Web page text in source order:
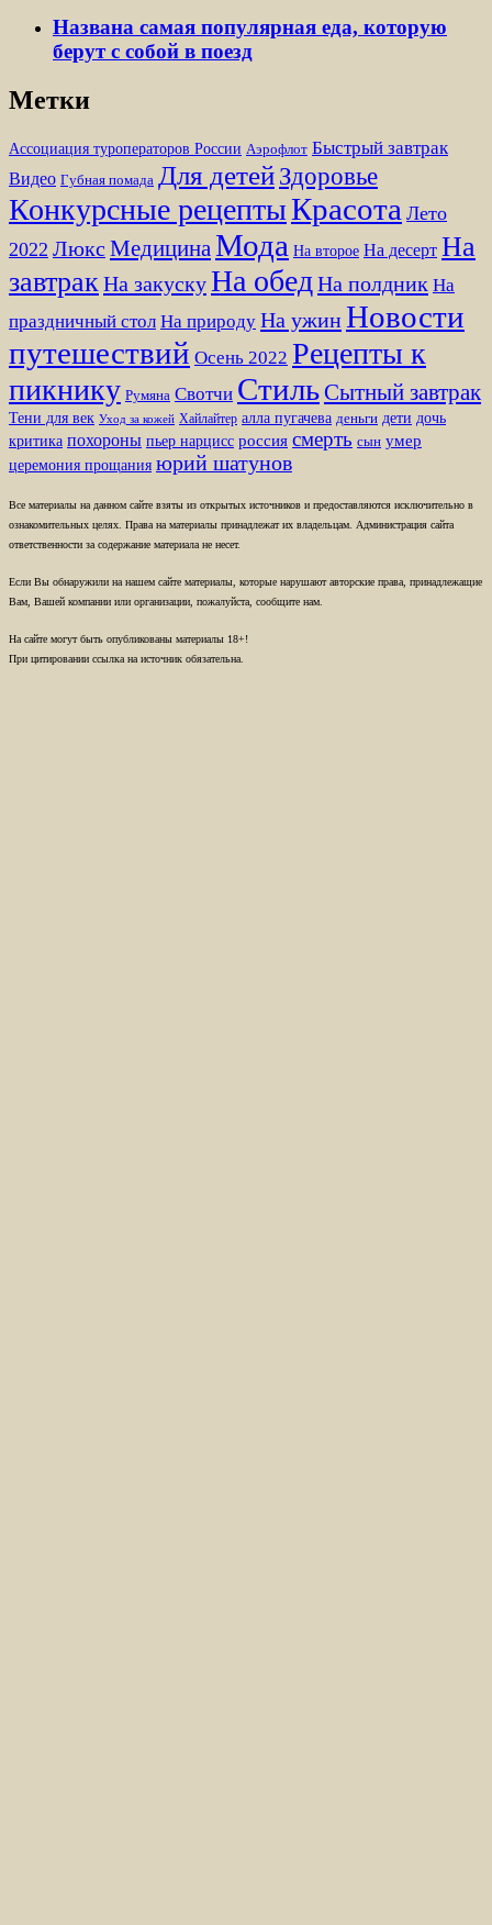
Названа самая популярная еда, которую
берут с собой в поезд
Метки
Ассоциация туроператоров России Аэрофлот Быстрый завтрак
Видео Губная помада Для детейЗдоровье
Конкурсные рецептыКрасота Лето
2022 Люкс Медицина Мода На второе На десерт На
завтрак На закускуНа обедНа полдник На
праздничный стол На природу На ужинНовости
путешествий Осень 2022 Рецепты к
пикнику Румяна Свотчи СтильСытный завтрак
Тени для век Уход за кожей Хайлайтер алла пугачева деньги дети дочь
критика похороны пьер нарцисс россия смерть сын умер
церемония прощания юрий шатунов
Все материалы на данном сайте взяты из открытых источников и предоставляются исключительно в
ознакомительных целях. Права на материалы принадлежат их владельцам. Администрация сайта
ответственности за содержание материала не несет.
Если Вы обнаружили на нашем сайте материалы, которые нарушают авторские права, принадлежащие
Вам, Вашей компании или организации, пожалуйста, сообщите нам.
На сайте могут быть опубликованы материалы 18+!
При цитировании ссылка на источник обязательна.